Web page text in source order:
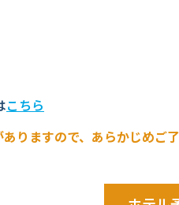
こちら
りますので、あらかじめご了